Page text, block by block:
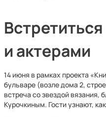
и актерами
14 июня в рамках проекта
бульваре (возле дома 2,
встреча со звездой
Курочкиным. Гости узнают,